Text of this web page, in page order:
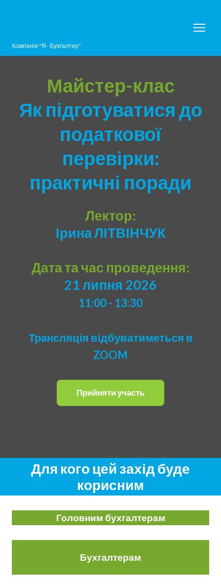
Компанія "Я - Бухгалтер"
Майстер-клас
Як підготуватися до
податкової
перевірки:
практичні поради
Лектор:
Ірина ЛІТВІНЧУК
Дата та час проведення:
21 липня 2026
11:00 - 13:30
Трансляція відбуватиметься в
ZOOM
Прийняти участь
Для кого цей захід буде
корисним
Головним бухгалтерам
Бухгалтерам